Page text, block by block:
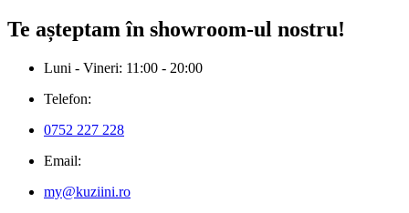
Te așteptam în showroom-ul nostru!
Luni - Vineri: 11:00 - 20:00
Telefon:
0752 227 228
Email:
my@kuziini.ro